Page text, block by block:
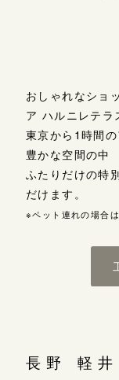
プライバシーポリシー
用語集
おしゃれなショ
ア ハルニレテラ
東京から1時間
豊かな空間の中
ふたりだけの特
だけます。
※ペット連れの場合
長野 軽
軽井沢店
大阪本店
京都店